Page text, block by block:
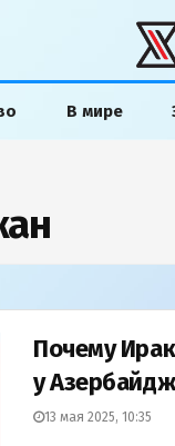
В мире
Почему
у
13 мая 2025, 10:35